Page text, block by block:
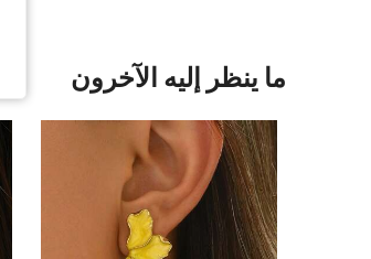
ما ينظر إليه الآخرون